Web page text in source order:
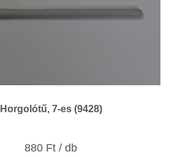
Horgolótű, 7-es (9428)
880 Ft / db